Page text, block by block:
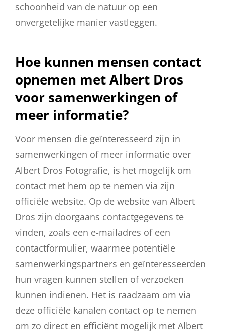
schoonheid van de natuur op een
onvergetelijke manier vastleggen.
Hoe kunnen mensen contact
opnemen met Albert Dros
voor samenwerkingen of
meer informatie?
Voor mensen die geïnteresseerd zijn in
samenwerkingen of meer informatie over
Albert Dros Fotografie, is het mogelijk om
contact met hem op te nemen via zijn
officiële website. Op de website van Albert
Dros zijn doorgaans contactgegevens te
vinden, zoals een e-mailadres of een
contactformulier, waarmee potentiële
samenwerkingspartners en geïnteresseerden
hun vragen kunnen stellen of verzoeken
kunnen indienen. Het is raadzaam om via
deze officiële kanalen contact op te nemen
om zo direct en efficiënt mogelijk met Albert